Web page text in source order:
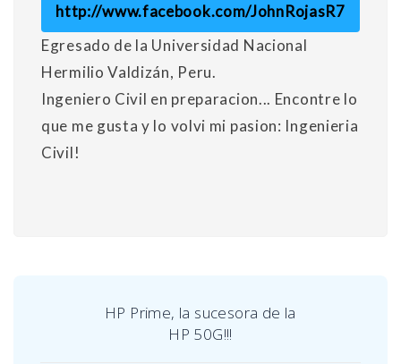
http://www.facebook.com/JohnRojasR7
Egresado de la Universidad Nacional
Hermilio Valdizán, Peru.
Ingeniero Civil en preparacion... Encontre lo
que me gusta y lo volvi mi pasion: Ingenieria
Civil!
HP Prime, la sucesora de la
HP 50G!!!